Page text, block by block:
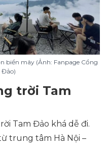
biển mây (Ảnh: Fanpage Cổng
Đảo)
trời Tam
Tam Đảo khá dễ đi.
trung tâm Hà Nội –